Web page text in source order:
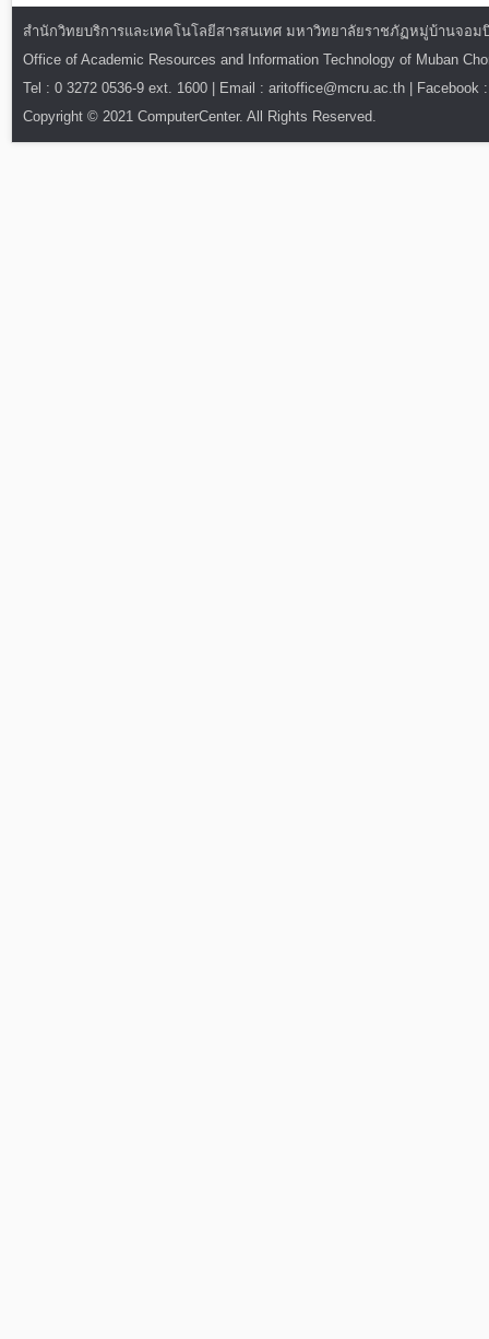
สำนักวิทยบริการและเทคโนโลยีสารสนเทศ มหาวิทยาลัยราชภัฏหมู่บ้านจอ
Office of Academic Resources and Information Technology of Muban
Tel : 0 3272 0536-9 ext. 1600 | Email : aritoffice@mcru.ac.th | Facebook
Copyright © 2021 ComputerCenter. All Rights Reserved.